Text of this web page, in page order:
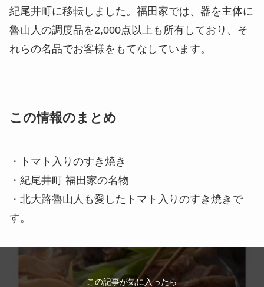
紀尾井町に移転しました。福田家では、器を主体に
魯山人の調度品を2,000点以上も所有しており、そ
れらの名品でお客様をもてなしています。
この情報のまとめ
・トマト入りのすき焼き
・紀尾井町 福田家の名物
・北大路魯山人も愛したトマト入りのすき焼きで
す。
この記事が気に入ったら